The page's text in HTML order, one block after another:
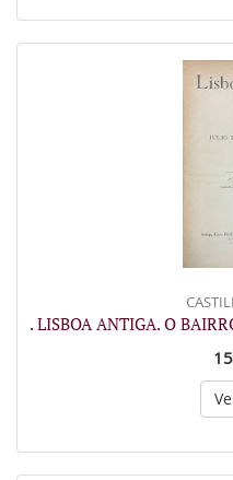
. LISBOA ANTIGA. O